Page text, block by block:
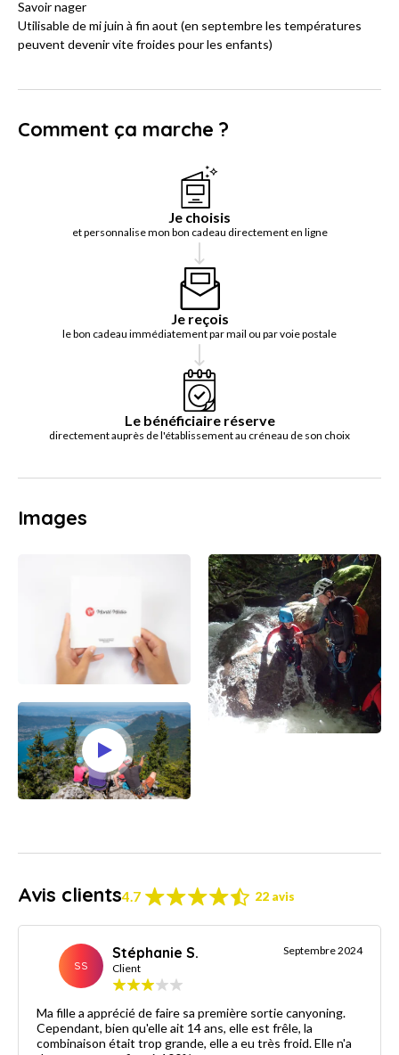
Savoir nager
Utilisable de mi juin à fin aout (en septembre les températures
peuvent devenir vite froides pour les enfants)
Comment ça marche ?
Je choisis
et personnalise mon bon cadeau directement en ligne
Je reçois
le bon cadeau immédiatement par mail ou par voie postale
Le bénéficiaire réserve
directement auprès de l'établissement au créneau de son choix
Images
Avis clients4.7 22 avis
SS
Stéphanie S.
Client
Septembre 2024
Ma fille a apprécié de faire sa première sortie canyoning.
Cependant, bien qu'elle ait 14 ans, elle est frêle, la
combinaison était trop grande, elle a eu très froid. Elle n'a